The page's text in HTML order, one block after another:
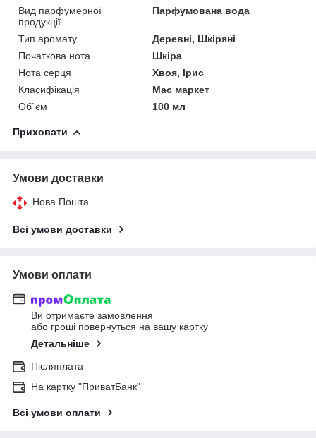
Вид парфумерної
продукції
Парфумована вода
Тип аромату
Деревні, Шкіряні
Початкова нота
Шкіра
Нота серця
Хвоя, Ірис
Класифікація
Мас маркет
Об`єм
100 мл
Приховати
Умови доставки
Нова Пошта
Всі умови доставки
Умови оплати
Ви отримаєте замовлення
або гроші повернуться на вашу картку
Детальніше
Післяплата
На картку "ПриватБанк"
Всі умови оплати